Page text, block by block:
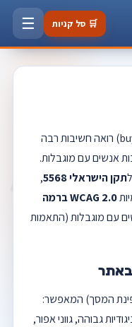
🛒 סל קניות ☰
(buytools.co.il) רואה חשיבות רבה
אנשים עם מוגבלות.
תקן הישראלי 5568
,
WCAG 2.0 ברמה
עם מוגבלות (התאמות
המסך) המאפשר:
גבוהה, גווני אפור,